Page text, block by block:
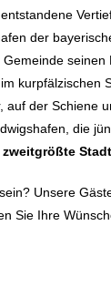
der
im
auf der Schiene
die
sein? Unsere
Sie Ihre